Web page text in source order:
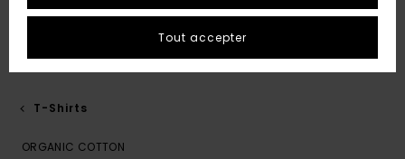
T-Shirts
ORGANIC COTTON
Tout accepter